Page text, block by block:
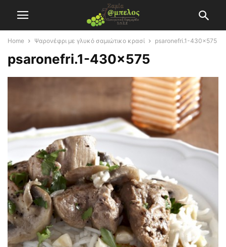
Home Ψαρονέφρι με γλυκό σαμιώτικο κρασί psaronefri.1-430x575
psaronefri.1-430×575